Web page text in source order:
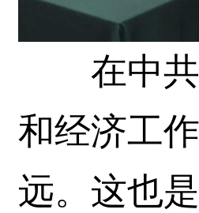
在中共
和经济工
远。这也